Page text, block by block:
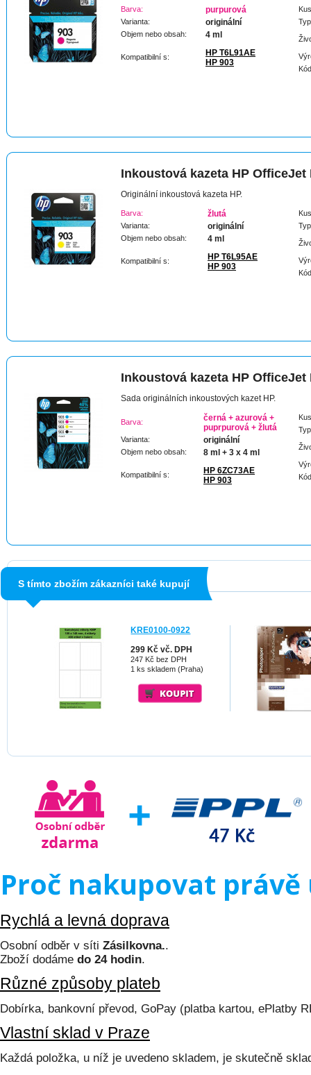
Barva: purpurová
Varianta: originální
Objem nebo obsah: 4 ml
Kompatibilní s:
HP T6L91AE
HP 903
Inkoustová kazeta HP OfficeJet
Originální inkoustová kazeta HP.
Barva: žlutá
Varianta: originální
Objem nebo obsah: 4 ml
Kompatibilní s:
HP T6L95AE
HP 903
Inkoustová kazeta HP OfficeJet
Sada originálních inkoustových kazet HP.
Barva:
černá + azurová +
puprpurová + žlutá
Varianta: originální
Objem nebo obsah: 8 ml + 3 x 4 ml
Kompatibilní s:
HP 6ZC73AE
HP 903
S tímto zbožím zákazníci také kupují
KRE0100-0922
299 Kč vč. DPH
247 Kč bez DPH
1 ks skladem (Praha)
Proč nakupovat právě
Rychlá a levná doprava
Osobní odběr v síti Zásilkovna..
Zboží dodáme do 24 hodin.
Různé způsoby plateb
Dobírka, bankovní převod, GoPay (platba kartou, ePlatby
Vlastní sklad v Praze
Každá položka, u níž je uvedeno skladem, je skutečně